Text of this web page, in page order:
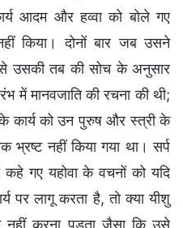
आदम और हव्वा को बोले गए
किया। दोनों बार जब उसने
से उसकी तब की सोच के अनुसार
में मानवजाति की रचना की थी;
कार्य को उन पुरुष और स्त्री के
भ्रष्ट नहीं किया गया था। सर्प
गए यहोवा के वचनों को यदि
पर लागू करता है, तो क्या यीशु
नहीं करना पड़ता जैसा कि उसे